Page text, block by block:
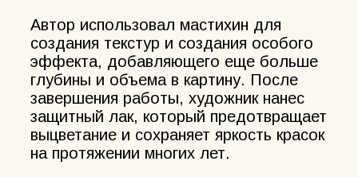
Автор использовал мастихин для
создания текстур и создания особого
эффекта, добавляющего еще больше
глубины и объема в картину. После
завершения работы, художник нанес
защитный лак, который предотвращает
выцветание и сохраняет яркость красок
на протяжении многих лет.